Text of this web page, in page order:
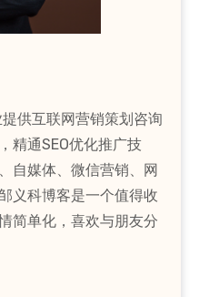
供互联网营销策划咨询
精通SEO优化推广技
自媒体、微信营销、网
义科博客是一个值得收
简单化，喜欢与朋友分